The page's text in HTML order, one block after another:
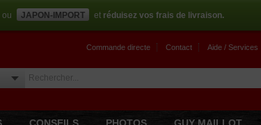
ou JAPON-IMPORT et réduisez vos frais de livraison.
Commande directe Contact Aide / Services